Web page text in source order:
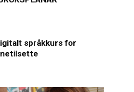
språkkurs for